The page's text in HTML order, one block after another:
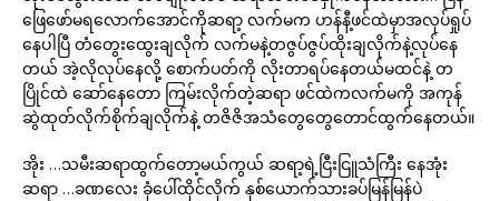
ဖြေဖော်မရလောက်အောင်ကိုဆရာ့ လက်မက ဟန်နီ့ဖင်ထဲမှာအလုပ်ရှုပ်
နေပါပြီ တံတွေးထွေးချလိုက် လက်မနဲ့တဇွပ်ဇွပ်ထိုးချလိုက်နဲ့လုပ်နေ
တယ် အဲ့လိုလုပ်နေလို့ စောက်ပတ်ကို လိုးတာရပ်နေတယ်မထင်နဲ့ တ
ပြိုင်ထဲ ဆော်နေတော ကြမ်းလိုက်တဲ့ဆရာ ဖင်ထဲကလက်မကို အကုန်
ဆွဲထုတ်လိုက်စိုက်ချလိုက်နဲ့ တဇိဇိအသံတွေတွေတောင်ထွက်နေတယ်။
အိုး …သမီးဆရာထွက်တော့မယ်ကွယ် ဆရာ့ရဲ့ငြီးငြူသံကြီး နေအုံး
ဆရာ …ခဏလေး ခုံပေါ်ထိုင်လိုက် နှစ်ယောက်သားခပ်မြန်မြန်ပဲ